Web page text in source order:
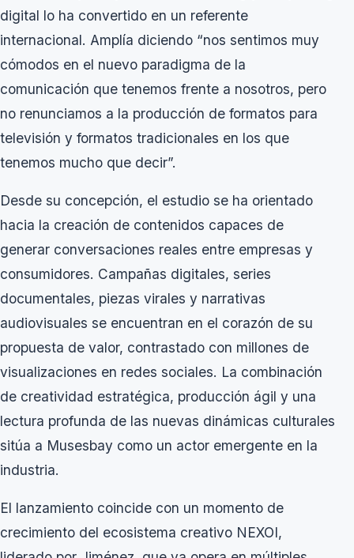
digital lo ha convertido en un referente
internacional. Amplía diciendo “nos sentimos muy
cómodos en el nuevo paradigma de la
comunicación que tenemos frente a nosotros, pero
no renunciamos a la producción de formatos para
televisión y formatos tradicionales en los que
tenemos mucho que decir”.
Desde su concepción, el estudio se ha orientado
hacia la creación de contenidos capaces de
generar conversaciones reales entre empresas y
consumidores. Campañas digitales, series
documentales, piezas virales y narrativas
audiovisuales se encuentran en el corazón de su
propuesta de valor, contrastado con millones de
visualizaciones en redes sociales. La combinación
de creatividad estratégica, producción ágil y una
lectura profunda de las nuevas dinámicas culturales
sitúa a Musesbay como un actor emergente en la
industria.
El lanzamiento coincide con un momento de
crecimiento del ecosistema creativo NEXOI,